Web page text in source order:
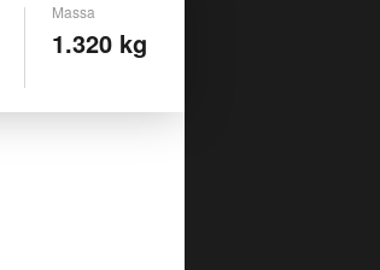
Massa
1.320 kg